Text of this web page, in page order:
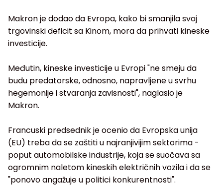
Makron je dodao da Evropa, kako bi smanjila svoj
trgovinski deficit sa Kinom, mora da prihvati kineske
investicije.
Međutin, kineske investicije u Evropi "ne smeju da
budu predatorske, odnosno, napravljene u svrhu
hegemonije i stvaranja zavisnosti", naglasio je
Makron.
Francuski predsednik je ocenio da Evropska unija
(EU) treba da se zaštiti u najranjivijim sektorima -
poput automobilske industrije, koja se suočava sa
ogromnim naletom kineskih električnih vozila i da se
"ponovo angažuje u politici konkurentnosti".